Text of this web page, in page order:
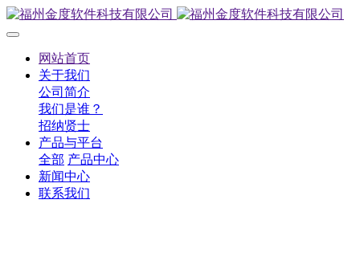
网站首页
关于我们
公司简介
我们是谁？
招纳贤士
产品与平台
全部 产品中心
新闻中心
联系我们